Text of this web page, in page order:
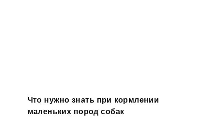
Что нужно знать при кормлении
маленьких пород собак